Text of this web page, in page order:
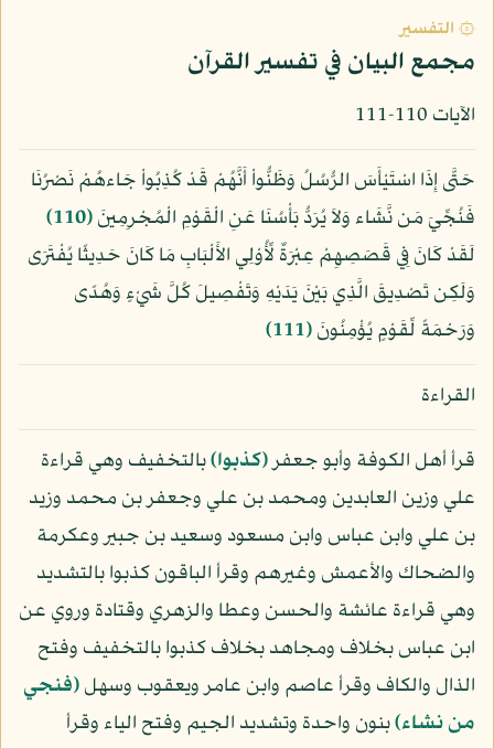
۞ التفسير
مجمع البيان في تفسير القرآن
الآيات 110-111
حَتَّى إِذَا اسْتَيْأَسَ الرُّسُلُ وَظَنُّواْ أَنَّهُمْ قَدْ كُذِبُواْ جَاءهُمْ نَصْرُنَا
فَنُجِّيَ مَن نَّشَاء وَلاَ يُرَدُّ بَأْسُنَا عَنِ الْقَوْمِ الْمُجْرِمِينَ﴿110﴾
لَقَدْ كَانَ فِي قَصَصِهِمْ عِبْرَةٌ لِّأُوْلِي الأَلْبَابِ مَا كَانَ حَدِيثًا يُفْتَرَى
وَلَكِن تَصْدِيقَ الَّذِي بَيْنَ يَدَيْهِ وَتَفْصِيلَ كُلَّ شَيْءٍ وَهُدًى
وَرَحْمَةً لِّقَوْمٍ يُؤْمِنُونَ﴿111﴾
القراءة
قرأ أهل الكوفة وأبو جعفر﴿كذبوا﴾بالتخفيف وهي قراءة
علي وزين العابدين ومحمد بن علي وجعفر بن محمد وزيد
بن علي وابن عباس وابن مسعود وسعيد بن جبير وعكرمة
والضحاك والأعمش وغيرهم وقرأ الباقون كذبوا بالتشديد
وهي قراءة عائشة والحسن وعطا والزهري وقتادة وروي عن
ابن عباس بخلاف ومجاهد بخلاف كذبوا بالتخفيف وفتح
الذال والكاف وقرأ عاصم وابن عامر ويعقوب وسهل﴿فنجي
من نشاء﴾بنون واحدة وتشديد الجيم وفتح الياء وقرأ